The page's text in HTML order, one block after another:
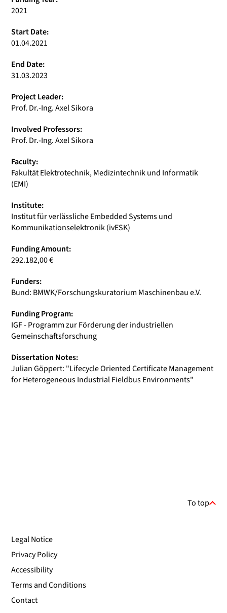
2021
Start Date:
01.04.2021
End Date:
31.03.2023
Project Leader:
Prof. Dr.-Ing. Axel Sikora
Involved Professors:
Prof. Dr.-Ing. Axel Sikora
Faculty:
Fakultät Elektrotechnik, Medizintechnik und Informatik
(EMI)
Institute:
Institut für verlässliche Embedded Systems und
Kommunikationselektronik (ivESK)
Funding Amount:
292.182,00 €
Funders:
Bund: BMWK/Forschungskuratorium Maschinenbau e.V.
Funding Program:
IGF - Programm zur Förderung der industriellen
Gemeinschaftsforschung
Dissertation Notes:
Julian Göppert: "Lifecycle Oriented Certificate Management
for Heterogeneous Industrial Fieldbus Environments"
To top
Legal Notice
Privacy Policy
Accessibility
Terms and Conditions
Contact